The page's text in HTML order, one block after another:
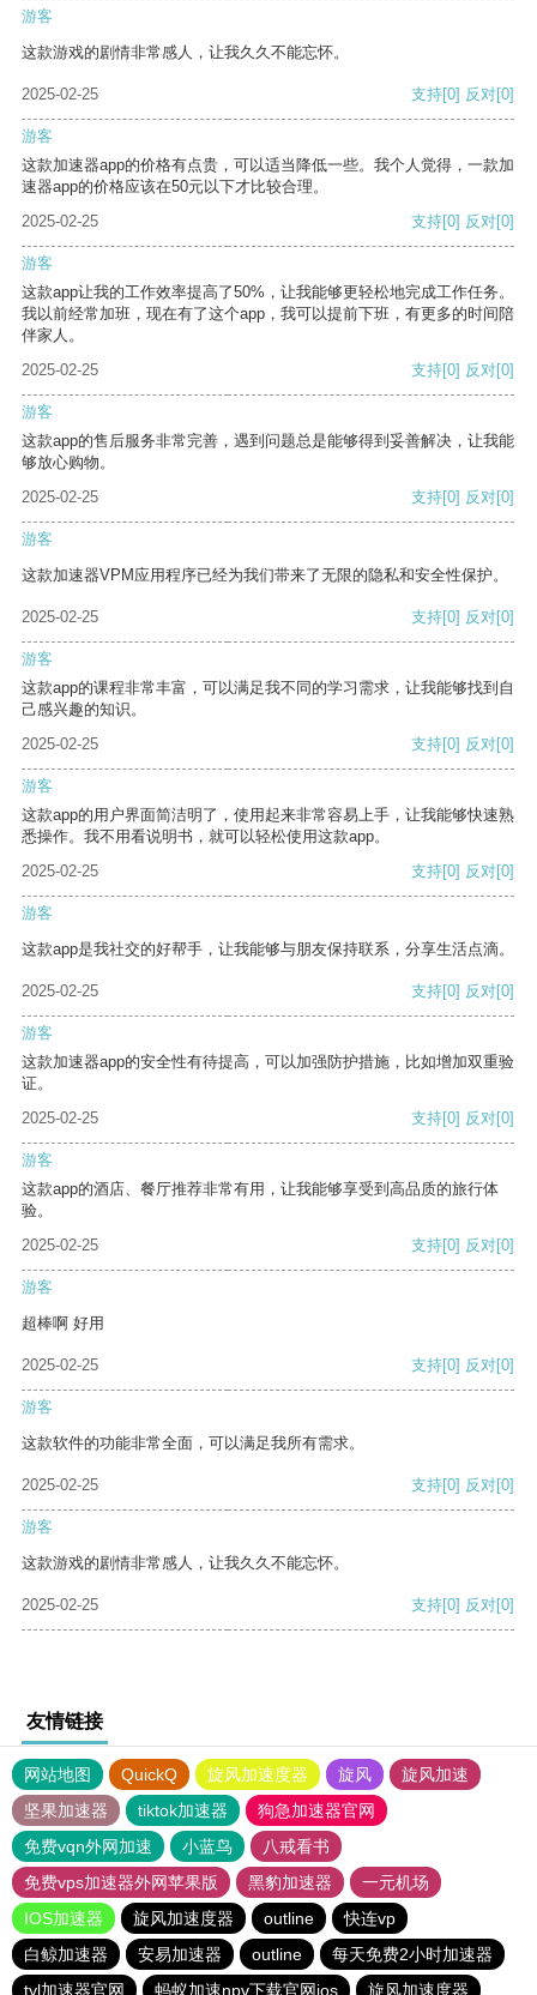
游客
这款游戏的剧情非常感人，让我久久不能忘怀。
2025-02-25 支持[0] 反对[0]
游客
这款加速器app的价格有点贵，可以适当降低一些。我个人觉得，一款加
速器app的价格应该在50元以下才比较合理。
2025-02-25
支持[0] 反对[0]
游客
这款app让我的工作效率提高了50%，让我能够更轻松地完成工作任务。
我以前经常加班，现在有了这个app，我可以提前下班，有更多的时间陪
伴家人。
2025-02-25
支持[0] 反对[0]
游客
这款app的售后服务非常完善，遇到问题总是能够得到妥善解决，让我能
够放心购物。
2025-02-25
支持[0] 反对[0]
游客
这款加速器VPM应用程序已经为我们带来了无限的隐私和安全性保护。
2025-02-25 支持[0] 反对[0]
游客
这款app的课程非常丰富，可以满足我不同的学习需求，让我能够找到自
己感兴趣的知识。
2025-02-25
支持[0] 反对[0]
游客
这款app的用户界面简洁明了，使用起来非常容易上手，让我能够快速熟
悉操作。我不用看说明书，就可以轻松使用这款app。
2025-02-25
支持[0] 反对[0]
游客
这款app是我社交的好帮手，让我能够与朋友保持联系，分享生活点滴。
2025-02-25 支持[0] 反对[0]
游客
这款加速器app的安全性有待提高，可以加强防护措施，比如增加双重验
证。
2025-02-25
支持[0] 反对[0]
游客
这款app的酒店、餐厅推荐非常有用，让我能够享受到高品质的旅行体
验。
2025-02-25
支持[0] 反对[0]
游客
超棒啊 好用
2025-02-25 支持[0] 反对[0]
游客
这款软件的功能非常全面，可以满足我所有需求。
2025-02-25 支持[0] 反对[0]
游客
这款游戏的剧情非常感人，让我久久不能忘怀。
2025-02-25 支持[0] 反对[0]
友情链接
网站地图 QuickQ 旋风加速度器 旋风
旋风加速
坚果加速器
tiktok加速器
狗急加速器官网
免费vqn外网加速
小蓝鸟
八戒看书
免费vps加速器外网苹果版
黑豹加速器
一元机场
IOS加速器
旋风加速度器 outline
快连vp
白鲸加速器
安易加速器 outline
每天免费2小时加速器
tyl加速器官网
蚂蚁加速npv下载官网ios 旋风加速度器